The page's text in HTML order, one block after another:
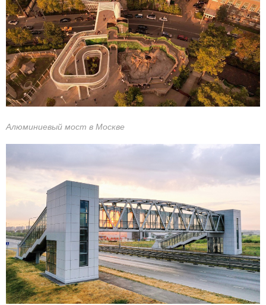
Алюминиевый мост в Москве